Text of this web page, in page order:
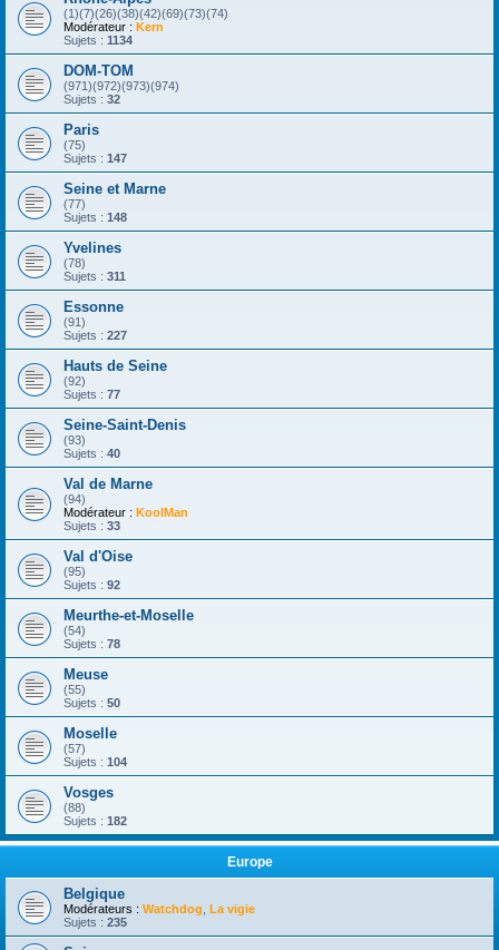
(1)(7)(26)(38)(42)(69)(73)(74)
Modérateur : Kern
Sujets : 1134
DOM-TOM
(971)(972)(973)(974)
Sujets : 32
Paris
(75)
Sujets : 147
Seine et Marne
(77)
Sujets : 148
Yvelines
(78)
Sujets : 311
Essonne
(91)
Sujets : 227
Hauts de Seine
(92)
Sujets : 77
Seine-Saint-Denis
(93)
Sujets : 40
Val de Marne
(94)
Modérateur : KoolMan
Sujets : 33
Val d'Oise
(95)
Sujets : 92
Meurthe-et-Moselle
(54)
Sujets : 78
Meuse
(55)
Sujets : 50
Moselle
(57)
Sujets : 104
Vosges
(88)
Sujets : 182
Europe
Belgique
Modérateurs : Watchdog La vigie
Sujets : 235